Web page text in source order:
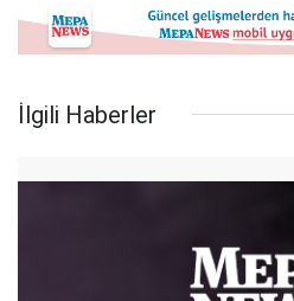
İlgili Haberler